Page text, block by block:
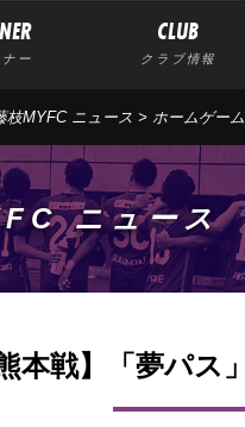
ー
CLUB
クラブ情報
枝MYFC ニュース > ホームゲーム
ニュース
本戦】「夢パ